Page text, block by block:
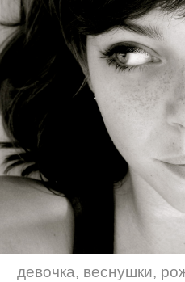
девочка, веснушки,